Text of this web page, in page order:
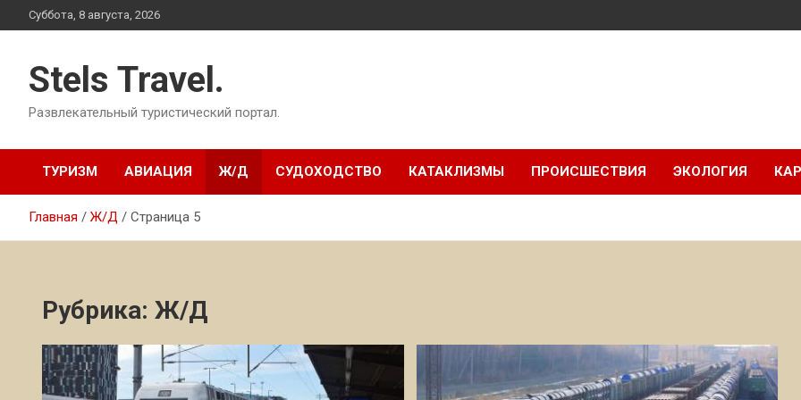
Перейти
к
Суббота, 8 августа, 2026
Stels Travel.
Развлекательный туристический портал.
ТУРИЗМ АВИАЦИЯ Ж/Д СУДОХОДСТВО КАТАКЛИЗМЫ ПРОИСШЕСТВИЯ ЭКОЛОГИЯ
Главная Ж/Д Страница 5
Рубрика: Ж/Д